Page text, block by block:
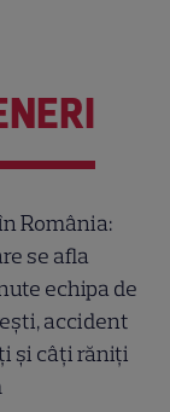
România:
se afla
echipa de
accident
și câți răniți